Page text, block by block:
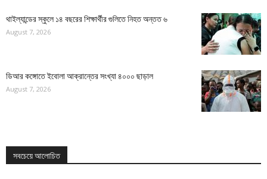
থাইল্যান্ডের স্কুলে ১৪ বছরের শিক্ষার্থীর গুলিতে নিহত অন্তত ৬
August 7, 2026
ডিআর কঙ্গোতে ইবোলা আক্রান্তের সংখ্যা ৪০০০ ছাড়াল
August 7, 2026
সবচেয়ে আলোচিত